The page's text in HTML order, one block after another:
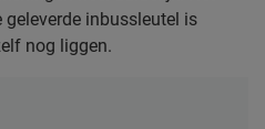
geleverde inbussleutel is
nog liggen.